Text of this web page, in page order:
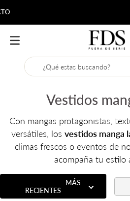
Envío gratis
¿Qué estas buscando?
Vestidos
Con mangas protagonistas,
versátiles, los vestidos manga
climas frescos o eventos de
acompaña tu estilo
MÁS
RECIENTES